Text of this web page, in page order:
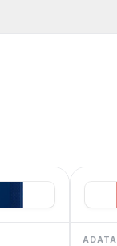
del Consumidor.
ADATA